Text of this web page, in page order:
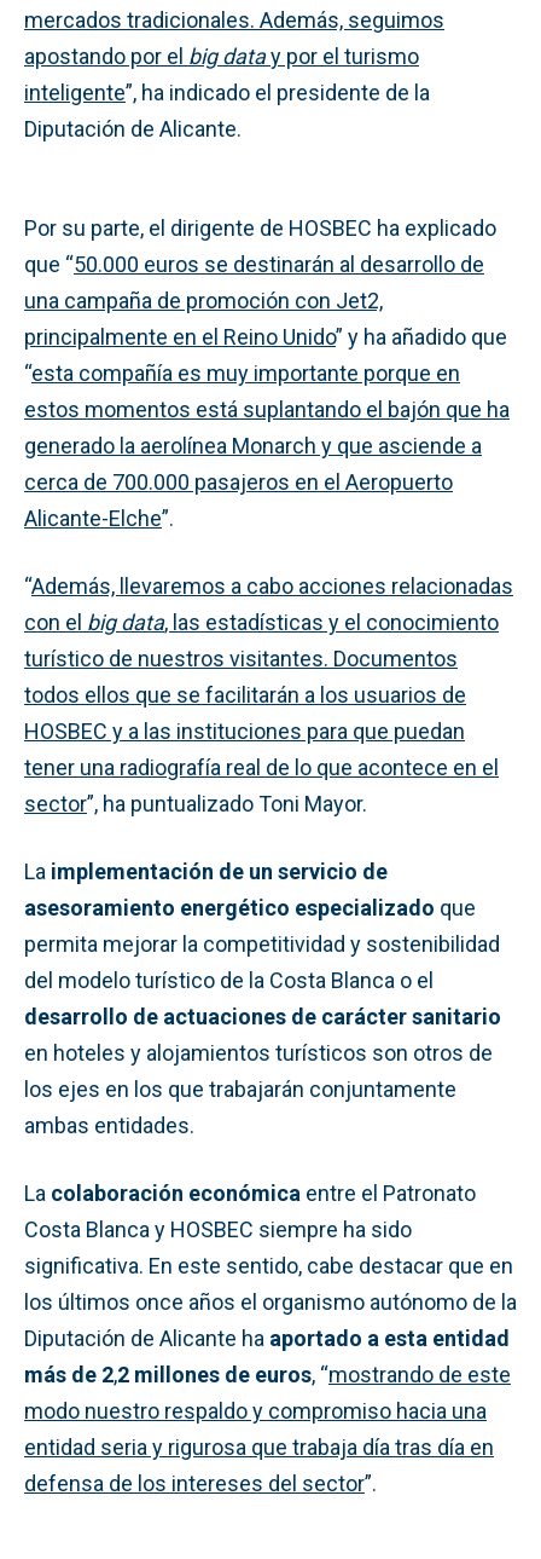
mercados tradicionales. Además, seguimos
apostando por el big datay por el turismo
inteligente”, ha indicado el presidente de la
Diputación de Alicante.
Por su parte, el dirigente de HOSBEC ha explicado
que “50.000 euros se destinarán al desarrollo de
una campaña de promoción con Jet2,
principalmente en el Reino Unido” y ha añadido que
“esta compañía es muy importante porque en
estos momentos está suplantando el bajón que ha
generado la aerolínea Monarch y que asciende a
cerca de 700.000 pasajeros en el Aeropuerto
Alicante-Elche”.
“Además, llevaremos a cabo acciones relacionadas
con el big data, las estadísticas y el conocimiento
turístico de nuestros visitantes. Documentos
todos ellos que se facilitarán a los usuarios de
HOSBEC y a las instituciones para que puedan
tener una radiografía real de lo que acontece en el
sector”, ha puntualizado Toni Mayor.
La implementación de un servicio de
asesoramiento energético especializado que
permita mejorar la competitividad y sostenibilidad
del modelo turístico de la Costa Blanca o el
desarrollo de actuaciones de carácter sanitario
en hoteles y alojamientos turísticos son otros de
los ejes en los que trabajarán conjuntamente
ambas entidades.
La colaboración económica entre el Patronato
Costa Blanca y HOSBEC siempre ha sido
significativa. En este sentido, cabe destacar que en
los últimos once años el organismo autónomo de la
Diputación de Alicante ha aportado a esta entidad
más de 2,2 millones de euros, “mostrando de este
modo nuestro respaldo y compromiso hacia una
entidad seria y rigurosa que trabaja día tras día en
defensa de los intereses del sector”.